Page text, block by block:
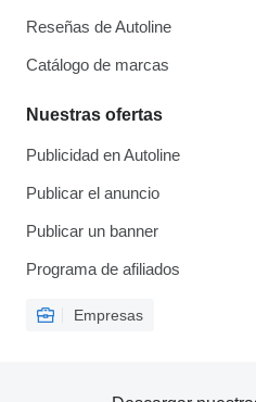
Reseñas de Autoline
Catálogo de marcas
Nuestras ofertas
Publicidad en Autoline
Publicar el anuncio
Publicar un banner
Programa de afiliados
Empresas